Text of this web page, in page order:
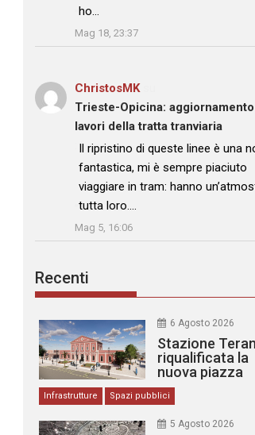
ho…
Mag 18, 23:37
ChristosMKsu
Trieste-Opicina:
lavori della tratta tranviaria
: “
Il ripristino di queste linee è una
fantastica, mi è sempre piaciuto
viaggiare in tram: hanno
tutta loro.…
Mag 5, 16:06
Recenti
6 Agosto 2026
Stazione
riqualificata la
nuova piazza
urbana
Infrastrutture Spazi pubblici
5 Agosto 2026